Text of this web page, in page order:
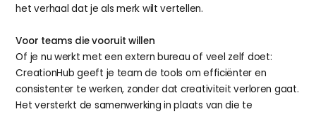
het verhaal dat je als merk wilt vertellen.
Voor teams die vooruit willen
Of je nu werkt met een extern bureau of veel zelf doet:
CreationHub geeft je team de tools om efficiënter en
consistenter te werken, zonder dat creativiteit verloren gaat.
Het versterkt de samenwerking in plaats van die te